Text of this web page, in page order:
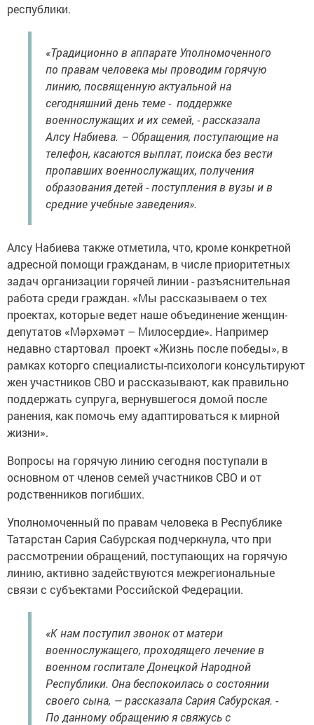
республики.
«Традиционно в аппарате Уполномоченного
по правам человека мы проводим горячую
линию, посвященную актуальной на
сегодняшний день теме - поддержке
военнослужащих и их семей, - рассказала
Алсу Набиева. – Обращения, поступающие на
телефон, касаются выплат, поиска без вести
пропавших военнослужащих, получения
образования детей - поступления в вузы и в
средние учебные заведения».
Алсу Набиева также отметила, что, кроме конкретной
адресной помощи гражданам, в числе приоритетных
задач организации горячей линии - разъяснительная
работа среди граждан. «Мы рассказываем о тех
проектах, которые ведет наше объединение женщин-
депутатов «Мәрхәмәт – Милосердие». Например
недавно стартовал проект «Жизнь после победы», в
рамках которго специалисты-психологи консультируют
жен участников СВО и рассказывают, как правильно
поддержать супруга, вернувшегося домой после
ранения, как помочь ему адаптироваться к мирной
жизни».
Вопросы на горячую линию сегодня поступали в
основном от членов семей участников СВО и от
родственников погибших.
Уполномоченный по правам человека в Республике
Татарстан Сария Сабурская подчеркнула, что при
рассмотрении обращений, поступающих на горячую
линию, активно задействуются межрегиональные
связи с субъектами Российской Федерации.
«К нам поступил звонок от матери
военнослужащего, проходящего лечение в
военном госпитале Донецкой Народной
Республики. Она беспокоилась о состоянии
своего сына, — рассказала Сария Сабурская. -
По данному обращению я свяжусь с